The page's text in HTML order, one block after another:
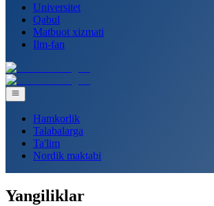
Universitet
Qabul
Matbuot xizmati
Ilm-fan
Hamkorlik
Talabalarga
Ta'lim
Nordik maktabi
Yangiliklar